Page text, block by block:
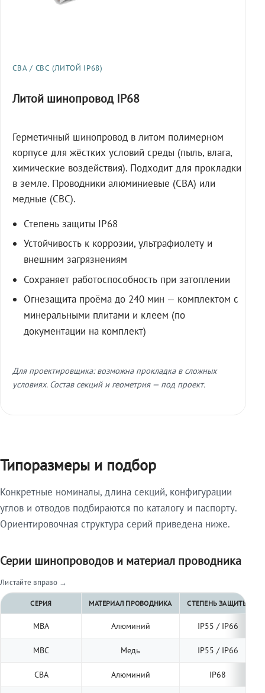
СВА / СВС (ЛИТОЙ IP68)
Литой шинопровод IP68
Герметичный шинопровод в литом полимерном
корпусе для жёстких условий среды (пыль, влага,
химические воздействия). Подходит для прокладки
в земле. Проводники алюминиевые (СВА) или
медные (СВС).
Степень защиты IP68
Устойчивость к коррозии, ультрафиолету и
внешним загрязнениям
Сохраняет работоспособность при затоплении
Огнезащита проёма до 240 мин — комплектом с
минеральными плитами и клеем (по
документации на комплект)
Для проектировщика: возможна прокладка в сложных
условиях. Состав секций и геометрия — под проект.
Типоразмеры и подбор
Конкретные номиналы, длина секций, конфигурации
углов и отводов подбираются по каталогу и паспорту.
Ориентировочная структура серий приведена ниже.
Серии шинопроводов и материал проводника
Листайте вправо →
СЕРИЯ МАТЕРИАЛ ПРОВОДНИКА СТЕПЕНЬ ЗАЩИТЫ
МВА Алюминий IP55 / IP66
МВС Медь IP55 / IP66
СВА Алюминий IP68